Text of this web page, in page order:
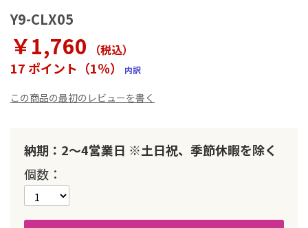
Y9-CLX05
￥1,760 （税込）
17 ポイント（1％） 内訳
この商品の最初のレビューを書く
納期：2～4営業日 ※土日祝、季節休暇を除く
個数
ャ
リ
ー
の
初
す